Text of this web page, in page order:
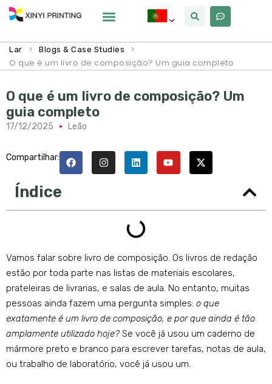
Lar > Blogs & Case Studies
>
O que é um livro de composição? Um guia completo
O que é um livro de composição? Um
guia completo
17/12/2025 Leão
Compartilhar:
Índice
Vamos falar sobre livro de composição. Os livros de redação
estão por toda parte nas listas de materiais escolares,
prateleiras de livrarias, e salas de aula. No entanto, muitas
pessoas ainda fazem uma pergunta simples: o que
exatamente é um livro de composição, e por que ainda é tão
amplamente utilizado hoje? Se você já usou um caderno de
mármore preto e branco para escrever tarefas, notas de aula,
ou trabalho de laboratório, você já usou um.